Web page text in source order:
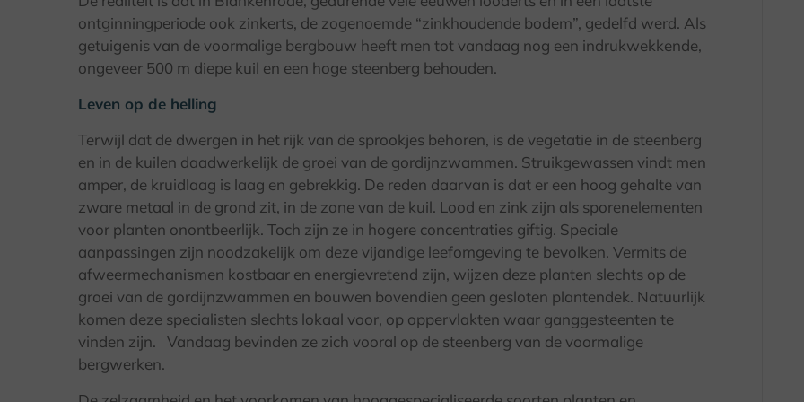
ontginningperiode ook zinkerts, de zogenoemde “zinkhoudende bodem”, gedelfd werd. Als
getuigenis van de voormalige bergbouw heeft men tot vandaag nog een indrukwekkende,
ongeveer 500 m diepe kuil en een hoge steenberg behouden.
Leven op de helling
Terwijl dat de dwergen in het rijk van de sprookjes behoren, is de vegetatie in de steenberg
en in de kuilen daadwerkelijk de groei van de gordijnzwammen. Struikgewassen vindt men
amper, de kruidlaag is laag en gebrekkig. De reden daarvan is dat er een hoog gehalte van
zware metaal in de grond zit, in de zone van de kuil. Lood en zink zijn als sporenelementen
voor planten onontbeerlijk. Toch zijn ze in hogere concentraties giftig. Speciale
aanpassingen zijn noodzakelijk om deze vijandige leefomgeving te bevolken. Vermits de
afweermechanismen kostbaar en energievretend zijn, wijzen deze planten slechts op de
groei van de gordijnzwammen en bouwen bovendien geen gesloten plantendek. Natuurlijk
komen deze specialisten slechts lokaal voor, op oppervlakten waar ganggesteenten te
vinden zijn. Vandaag bevinden ze zich vooral op de steenberg van de voormalige
bergwerken.